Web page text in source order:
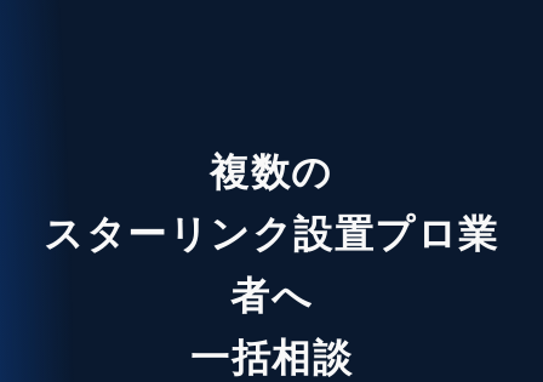
複数の
スターリンク設置プロ業
者へ
一括相談